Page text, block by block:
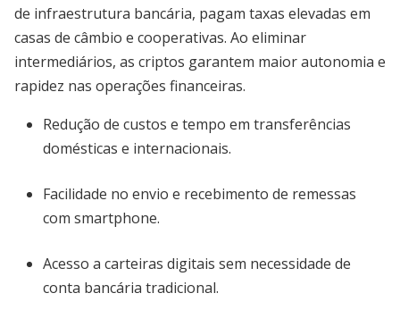
de infraestrutura bancária, pagam taxas elevadas em
casas de câmbio e cooperativas. Ao eliminar
intermediários, as criptos garantem maior autonomia e
rapidez nas operações financeiras.
Redução de custos e tempo em transferências
domésticas e internacionais.
Facilidade no envio e recebimento de remessas
com smartphone.
Acesso a carteiras digitais sem necessidade de
conta bancária tradicional.